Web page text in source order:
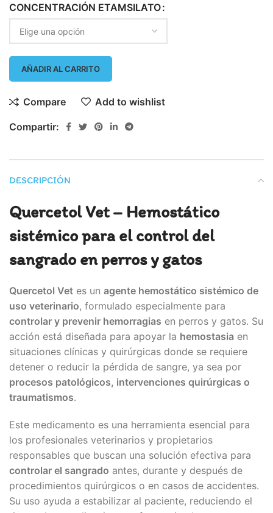
CONCENTRACIÓN ETAMSILATO
AÑADIR AL CARRITO
Compare Add to wishlist
Compartir:
DESCRIPCIÓN
Quercetol Vet – Hemostático
sistémico para el control del
sangrado en perros y gatos
Quercetol Vet es un agente hemostático sistémico de
uso veterinario, formulado especialmente para
controlar y prevenir hemorragias en perros y gatos. Su
acción está diseñada para apoyar la hemostasia en
situaciones clínicas y quirúrgicas donde se requiere
detener o reducir la pérdida de sangre, ya sea por
procesos patológicos, intervenciones quirúrgicas o
traumatismos.
Este medicamento es una herramienta esencial para
los profesionales veterinarios y propietarios
responsables que buscan una solución efectiva para
controlar el sangrado antes, durante y después de
procedimientos quirúrgicos o en casos de accidentes.
Su uso ayuda a estabilizar al paciente, reduciendo el